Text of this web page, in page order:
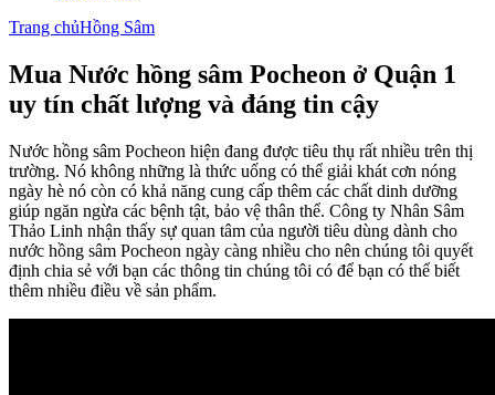
Trang chủHồng Sâm
Mua Nước hồng sâm Pocheon ở Quận 1
uy tín chất lượng và đáng tin cậy
Nước hồng sâm Pocheon hiện đang được tiêu thụ rất nhiều trên thị
trường. Nó không những là thức uống có thể giải khát cơn nóng
ngày hè nó còn có khả năng cung cấp thêm các chất dinh dưỡng
giúp ngăn ngừa các bệnh tật, bảo vệ thân thể. Công ty Nhân Sâm
Thảo Linh nhận thấy sự quan tâm của người tiêu dùng dành cho
nước hồng sâm Pocheon ngày càng nhiều cho nên chúng tôi quyết
định chia sẻ với bạn các thông tin chúng tôi có để bạn có thể biết
thêm nhiều điều về sản phẩm.